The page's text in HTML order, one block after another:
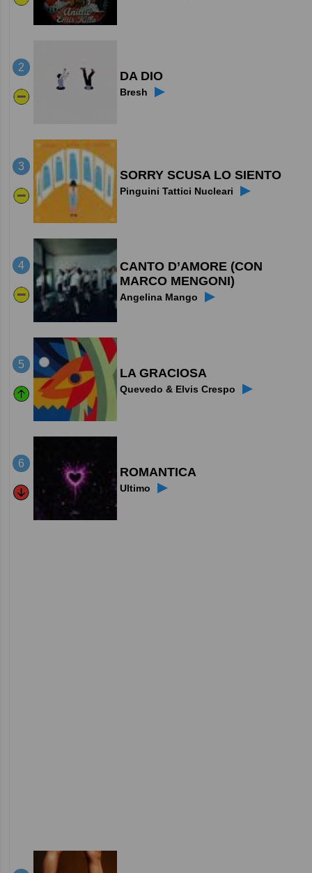
2
DA DIO
Bresh ▶
3
SORRY SCUSA LO SIENTO
Pinguini Tattici Nucleari ▶
4
CANTO D’AMORE (CON
MARCO MENGONI)
Angelina Mango ▶
5
LA GRACIOSA
Quevedo & Elvis Crespo ▶
6
ROMANTICA
Ultimo ▶